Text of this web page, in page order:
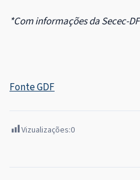
*Com informações da Secec-DF
Fonte GDF
Vizualizações:0